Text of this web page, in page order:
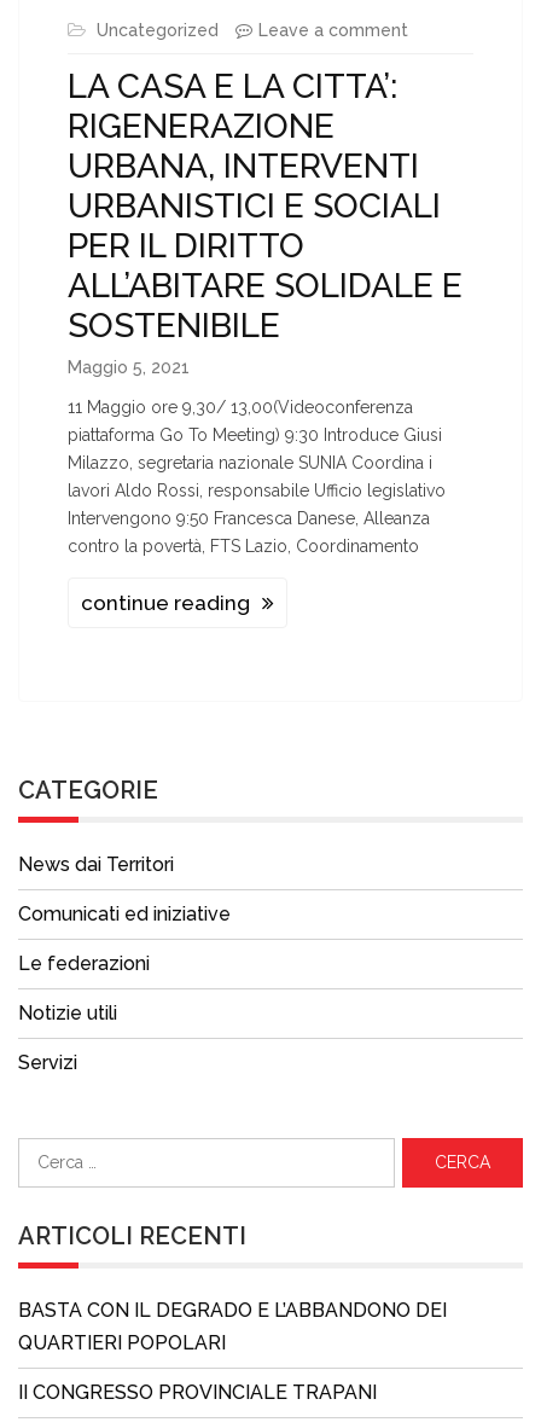
Uncategorized Leave a comment
LA CASA E LA CITTA’:
RIGENERAZIONE
URBANA, INTERVENTI
URBANISTICI E SOCIALI
PER IL DIRITTO
ALL’ABITARE SOLIDALE E
SOSTENIBILE
Maggio 5, 2021
11 Maggio ore 9,30/ 13,00(Videoconferenza
piattaforma Go To Meeting) 9:30 Introduce Giusi
Milazzo, segretaria nazionale SUNIA Coordina i
lavori Aldo Rossi, responsabile Ufficio legislativo
Intervengono 9:50 Francesca Danese, Alleanza
contro la povertà, FTS Lazio, Coordinamento
continue reading
CATEGORIE
News dai Territori
Comunicati ed iniziative
Le federazioni
Notizie utili
Servizi
ARTICOLI RECENTI
BASTA CON IL DEGRADO E L’ABBANDONO DEI
QUARTIERI POPOLARI
II CONGRESSO PROVINCIALE TRAPANI